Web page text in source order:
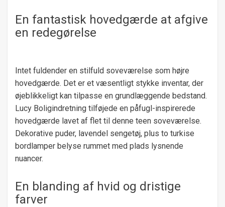
En fantastisk hovedgærde at afgive
en redegørelse
Intet fuldender en stilfuld soveværelse som højre
hovedgærde. Det er et væsentligt stykke inventar, der
øjeblikkeligt kan tilpasse en grundlæggende bedstand.
Lucy Boligindretning tilføjede en påfugl-inspirerede
hovedgærde lavet af flet til denne teen soveværelse.
Dekorative puder, lavendel sengetøj, plus to turkise
bordlamper belyse rummet med plads lysnende
nuancer.
En blanding af hvid og dristige
farver